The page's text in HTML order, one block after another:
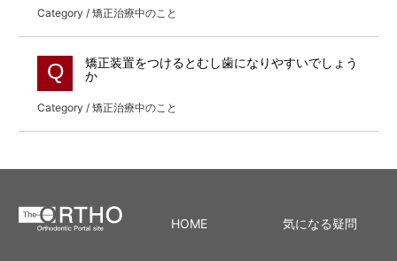
Category / 矯正治療中のこと
Q
矯正装置をつけるとむし歯になりやすいでしょう
か
Category / 矯正治療中のこと
HOME 気になる疑問